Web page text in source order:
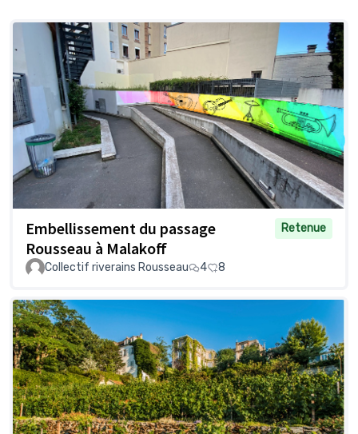
Embellissement du passage
Rousseau à Malakoff
Retenue
Collectif riverains Rousseau 4 8